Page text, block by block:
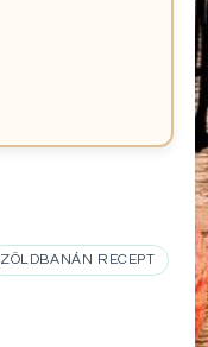
ZÖLDBANÁN RECEPT